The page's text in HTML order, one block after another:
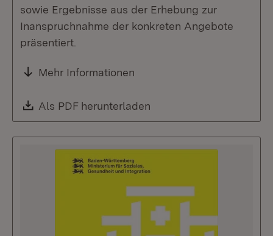
sowie Ergebnisse aus der Erhebung zur
Inanspruchnahme der konkreten Angebote
präsentiert.
Mehr Informationen
Download:
Als PDF herunterladen